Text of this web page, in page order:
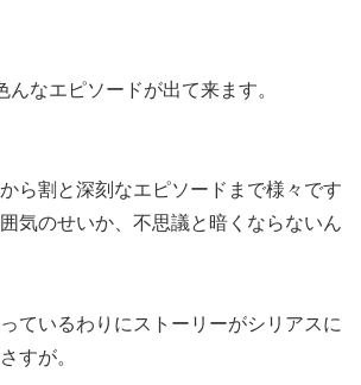
なエピソードが出て来ます。
ら割と深刻なエピソードまで様々です
気のせいか、不思議と暗くならないん
ているわりにストーリーがシリアスに
すが。